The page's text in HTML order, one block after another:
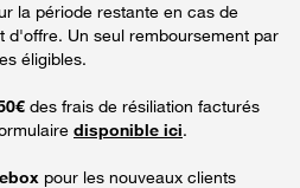
la période restante en cas de
d'offre. Un seul remboursement par
éligibles.
des frais de résiliation facturés
disponible ici.
pour les nouveaux clients